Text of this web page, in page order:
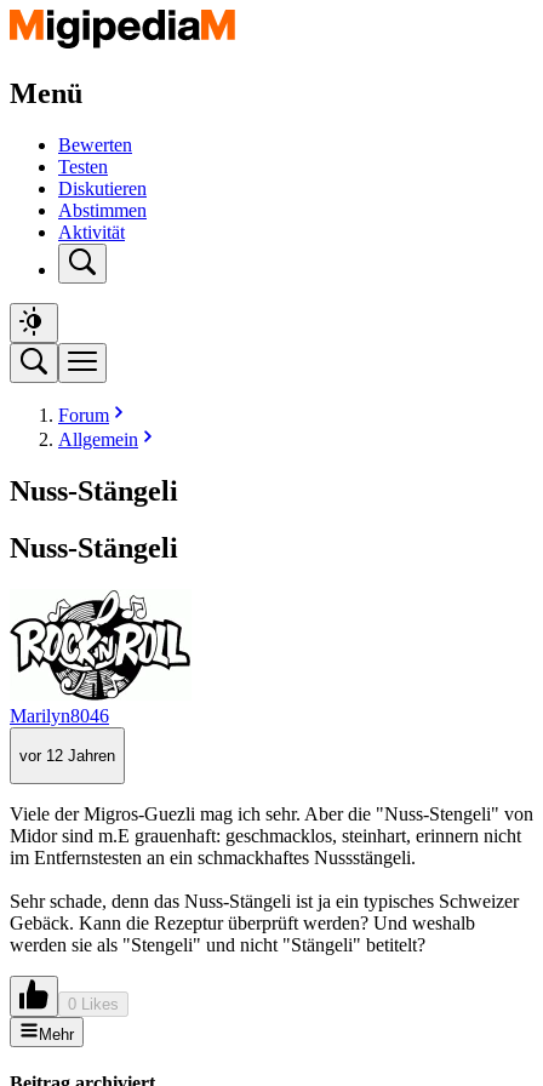
Menü
Bewerten
Testen
Diskutieren
Abstimmen
Aktivität
Forum
Allgemein
Nuss-Stängeli
Nuss-Stängeli
Marilyn8046
vor 12 Jahren
Viele der Migros-Guezli mag ich sehr. Aber die "Nuss-Stengeli" von
Midor sind m.E grauenhaft: geschmacklos, steinhart, erinnern nicht
im Entfernstesten an ein schmackhaftes Nussstängeli.
Sehr schade, denn das Nuss-Stängeli ist ja ein typisches Schweizer
Gebäck. Kann die Rezeptur überprüft werden? Und weshalb
werden sie als "Stengeli" und nicht "Stängeli" betitelt?
0 Likes
Mehr